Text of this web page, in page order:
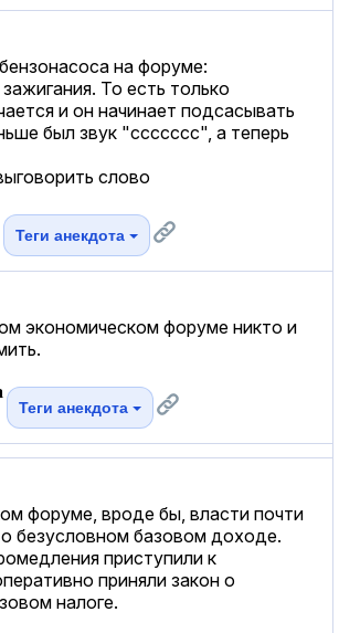
на форуме:
То есть только
и он начинает подсасывать
был звук "ссссссс", а теперь
слово
Теги анекдота
экономическом форуме никто и
Теги анекдота
форуме, вроде бы, власти почти
безусловном базовом доходе.
приступили к
приняли закон о
налоге.